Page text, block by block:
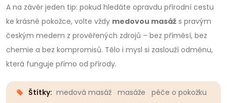
A na závěr jeden tip: pokud hledáte opravdu přírodní cestu
ke krásné pokožce, volte vždy medovou masáž s pravým
českým medem z prověřených zdrojů – bez příměsí, bez
chemie a bez kompromisů. Tělo i mysl si zaslouží odměnu,
která funguje přímo od přírody.
Štítky: medová masáž masáže
péče o pokožku